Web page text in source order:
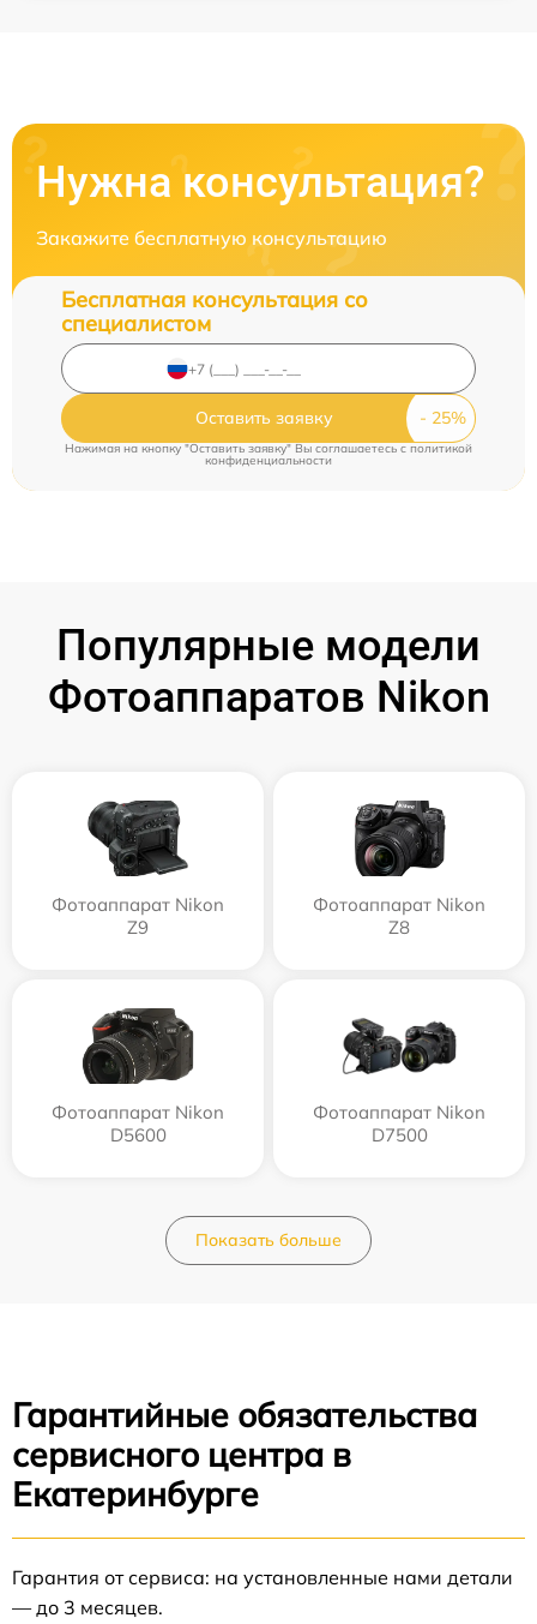
Нужна консультация?
Закажите бесплатную консультацию
Бесплатная консультация со
специалистом
Оставить заявку
Нажимая на кнопку "Оставить заявку" Вы соглашаетесь cполитикой
конфиденциальности
Популярные модели
Фотоаппаратов Nikon
Фотоаппарат Nikon
Z9
Фотоаппарат Nikon
Z8
Фотоаппарат Nikon
D5600
Фотоаппарат Nikon
D7500
Показать больше
Гарантийные обязательства
сервисного центра в
Екатеринбурге
Гарантия от сервиса: на установленные нами детали
— до 3 месяцев.